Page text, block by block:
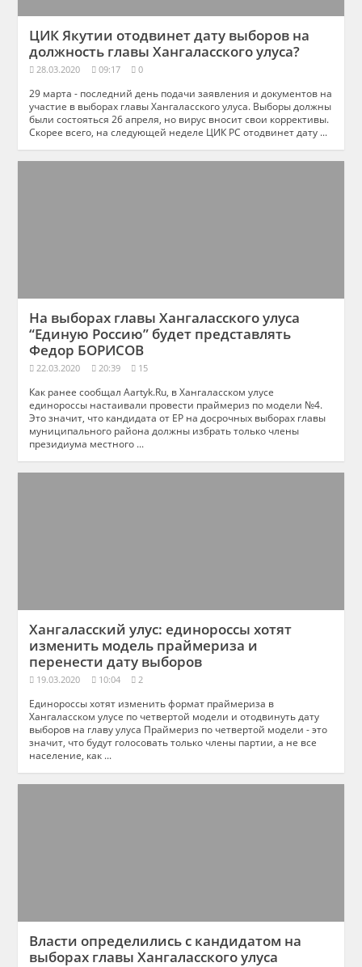
ЦИК Якутии отодвинет дату выборов на
должность главы Хангаласского улуса?
28.03.2020 09:17 0
29 марта - последний день подачи заявления и документов на
участие в выборах главы Хангаласского улуса. Выборы должны
были состояться 26 апреля, но вирус вносит свои коррективы.
Скорее всего, на следующей неделе ЦИК РС отодвинет дату ...
На выборах главы Хангаласского улуса
“Единую Россию” будет представлять
Федор БОРИСОВ
22.03.2020 20:39 15
Как ранее сообщал Aartyk.Ru, в Хангаласском улусе
единороссы настаивали провести праймериз по модели №4.
Это значит, что кандидата от ЕР на досрочных выборах главы
муниципального района должны избрать только члены
президиума местного ...
Хангаласский улус: единороссы хотят
изменить модель праймериза и
перенести дату выборов
19.03.2020 10:04 2
Единороссы хотят изменить формат праймериза в
Хангаласском улусе по четвертой модели и отодвинуть дату
выборов на главу улуса Праймериз по четвертой модели - это
значит, что будут голосовать только члены партии, а не все
население, как ...
Власти определились с кандидатом на
выборах главы Хангаласского улуса